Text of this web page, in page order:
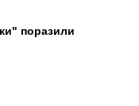
поразили